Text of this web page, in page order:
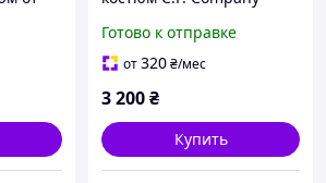
tactical street
повседневный ТР6072
Готово к отправке
от320₴/мес
3 200₴
Купить